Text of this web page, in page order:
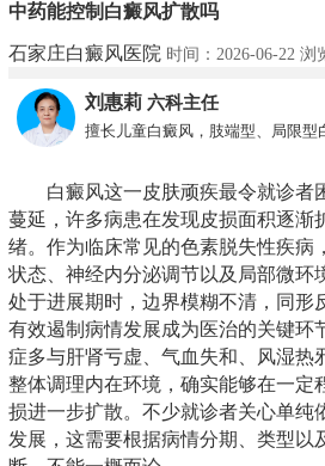
中药能控制白癜风扩散吗
石家庄白癜风医院 时间：2026-06-22 浏
刘惠莉 六科主任
擅长儿童白癜风，肢端型、局限型
白癜风这一皮肤顽疾最令就诊者
蔓延，许多病患在发现皮损面积逐渐
绪。作为临床常见的色素脱失性疾病
状态、神经内分泌调节以及局部微环
处于进展期时，边界模糊不清，同形
有效遏制病情发展成为医治的关键环
症多与肝肾亏虚、气血失和、风湿热
整体调理内在环境，确实能够在一定
损进一步扩散。不少就诊者关心单纯
发展，这需要根据病情分期、类型以